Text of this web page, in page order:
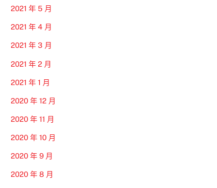
2021 年 5 月
2021 年 4 月
2021 年 3 月
2021 年 2 月
2021 年 1 月
2020 年 12 月
2020 年 11 月
2020 年 10 月
2020 年 9 月
2020 年 8 月